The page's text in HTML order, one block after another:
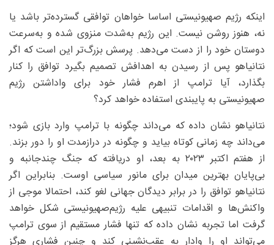
اینکه رژیم صهیونیستی اساسا خواهان توافقی گسترده‌تر باشد یا
نه، هنوز روشن نیست. این رژیم به‌شدت منزوی شده و به‌سرعت
دوستان خود را از دست می‌دهد. پرسش بزرگ‌تر این است که اگر
نتانیاهو پس از رسیدن به اهدافش تصمیم بگیرد توافق را کنار
بگذارد، آیا ترامپ از اهرم فشار خود برای واداشتن رژیم
صهیونیستی به پایبندی استفاده خواهد کرد؟
نتانیاهو نشان داده که می‌داند چگونه با ترامپ وارد بازی شود؛
می‌داند چه زمانی کوتاه بیاید و چگونه در درازمدت او را دور بزند.
از هفتم اکتبر ۲۰۲۳ به بعد، او دریافته که جنگ چندجانبه و
بی‌پایان بهترین میدان برای مانور سیاسی اوست. بنابراین اگر
نتانیاهو توافق را در برابر دیدگان جهانی لغو کند، احتمالا موجی از
واکنش‌ها و اقدامات تنبیهی علیه رژیم‌صهیونیستی شکل خواهد
گرفت اما تجربه نشان داده که تنها فشار مستقیم از سوی ترامپ
می‌تواند او را وادار به عقب‌نشینی کند و چنین فشاری هرگز